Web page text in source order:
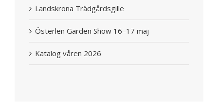
Landskrona Trädgårdsgille
Österlen Garden Show 16–17 maj
Katalog våren 2026